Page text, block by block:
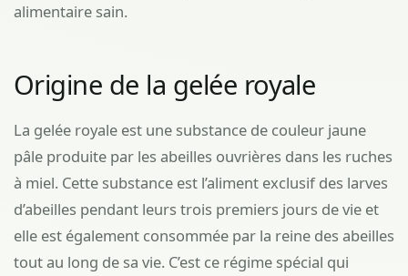
alimentaire sain.
Origine de la gelée royale
La gelée royale est une substance de couleur jaune
pâle produite par les abeilles ouvrières dans les ruches
à miel. Cette substance est l’aliment exclusif des larves
d’abeilles pendant leurs trois premiers jours de vie et
elle est également consommée par la reine des abeilles
tout au long de sa vie. C’est ce régime spécial qui